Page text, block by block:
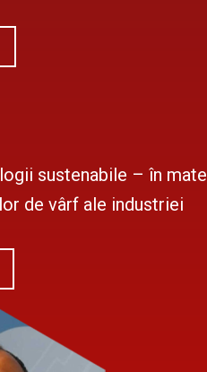
sustenabile – în
de vârf ale industriei